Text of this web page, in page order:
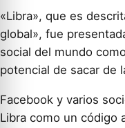
«Libra», que es
global», fue
social del mundo
potencial de sacar de
Facebook y varios
Libra como un código